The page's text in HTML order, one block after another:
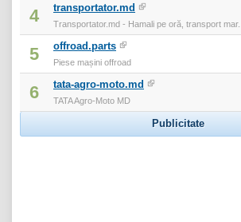
4 transportator.md
Transportator.md - Hamali pe oră, transport mar...
5 offroad.parts
Piese mașini offroad
6 tata-agro-moto.md
TATA Agro-Moto MD
Publicitate